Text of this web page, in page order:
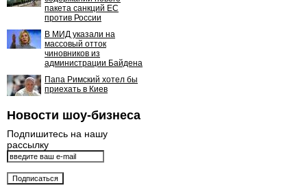
пакета санкций ЕС
против России
В МИД указали на
массовый отток
чиновников из
администрации Байдена
Папа Римский хотел бы
приехать в Киев
Новости шоу-бизнеса
Подпишитесь на нашу
рассылку